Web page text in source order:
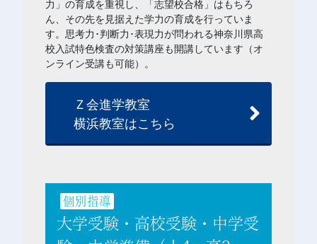
力」の育成を重視し、「志望校合格」はもちろ
ん、その先を見据えた学力の育成を行っていま
す。思考力･判断力･表現力が問われる神奈川県高
校入試特色検査の対策講座も開講しています（オ
ンライン受講も可能）。
Ｚ会進学教室
横浜教室はこちら
個別指導
大学受験・高校受験・中学受